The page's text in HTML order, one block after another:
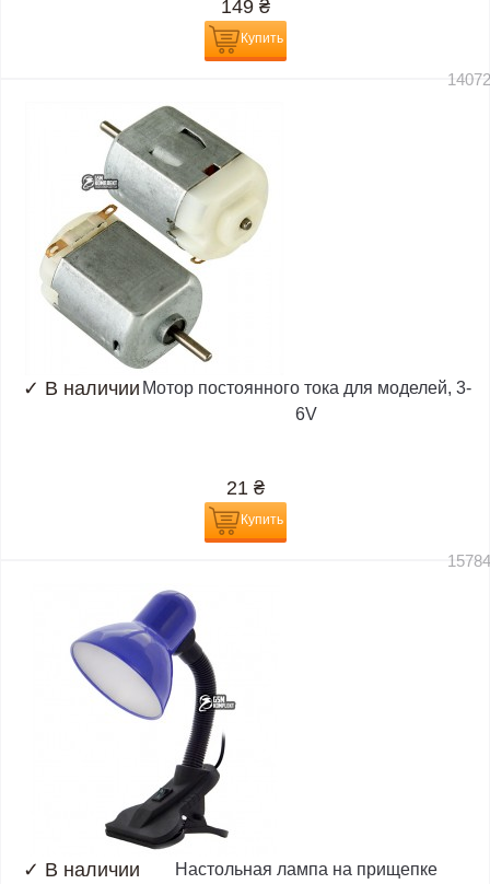
149 ₴
Купить
✓ В наличии Мотор постоянного тока для моделей, 3-
6V
21 ₴
Купить
✓ В наличии
Настольная лампа на прищепке